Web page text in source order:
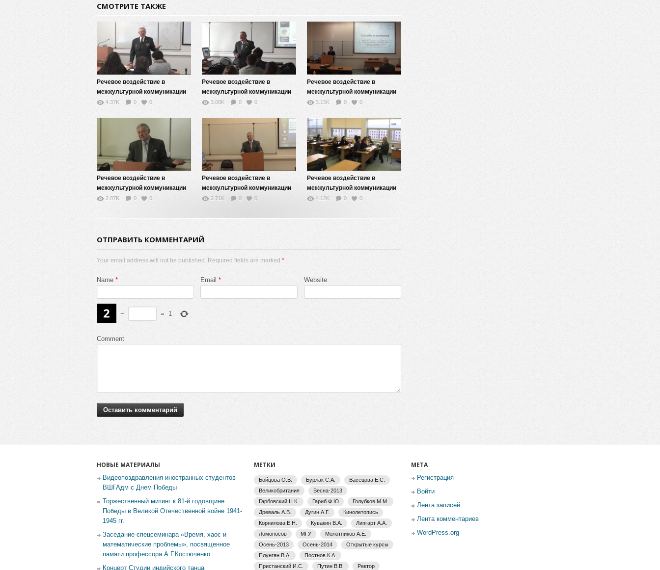
СМОТРИТЕ ТАКЖЕ
Речевое воздействие в
межкультурной коммуникации
— 114.37K 0 0
Речевое воздействие в
межкультурной коммуникации
— 73.08K 0 0
Речевое воздействие в
межкультурной коммуникации
— 103.15K 0 0
Речевое воздействие в
межкультурной коммуникации
— 92.87K 0 0
Речевое воздействие в
межкультурной коммуникации
— 62.71K 0 0
Речевое воздействие в
межкультурной коммуникации
— 54.12K 0 0
ОТПРАВИТЬ КОММЕНТАРИЙ
Your email address will not be published. Required fields are marked *
Name * Email * Website
− = 1
Comment
НОВЫЕ МАТЕРИАЛЫ
Видеопоздравления иностранных студентов
ВШГАдм с Днем Победы
Торжественный митинг к 81-й годовщине
Победы в Великой Отечественной войне 1941-
1945 гг.
Заседание спецсеминара «Время, хаос и
математические проблемы», посвященное
памяти профессора А.Г.Костюченко
Концерт Студии индийского танца
МЕТКИ
Бойцова О.В. Бурлак С.А.
Васецова Е.С.
Великобритания
Весна-2013
Гарбовский Н.К.
Гариб Ф.Ю
Голубков М.М.
Древаль А.В.
Дугин А.Г.
Кинолетопись
Корнилова Е.Н.
Кувакин В.А.
Липгарт А.А.
Ломоносов
МГУ
Молотников А.Е.
Осень-2013
Осень-2014
Открытые курсы
Плунгян В.А.
Постнов К.А.
Пристанский И.С.
Путин В.В. Ректор
МЕТА
Регистрация
Войти
Лента записей
Лента комментариев
WordPress.org